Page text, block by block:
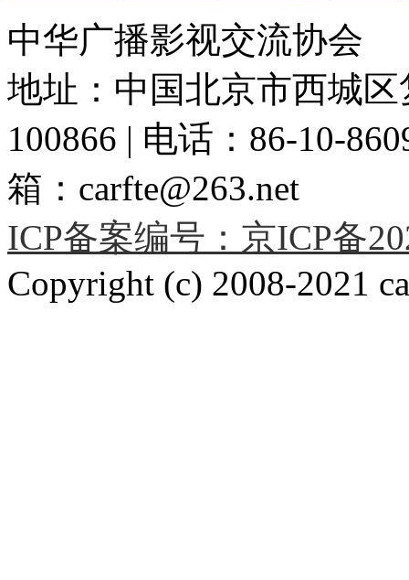
中华广播影视交流协会
地址：中国北京市西城
100866 | 电话：86-10-
箱：carfte@263.net
ICP备案编号：京ICP备
Copyright (c) 2008-2021